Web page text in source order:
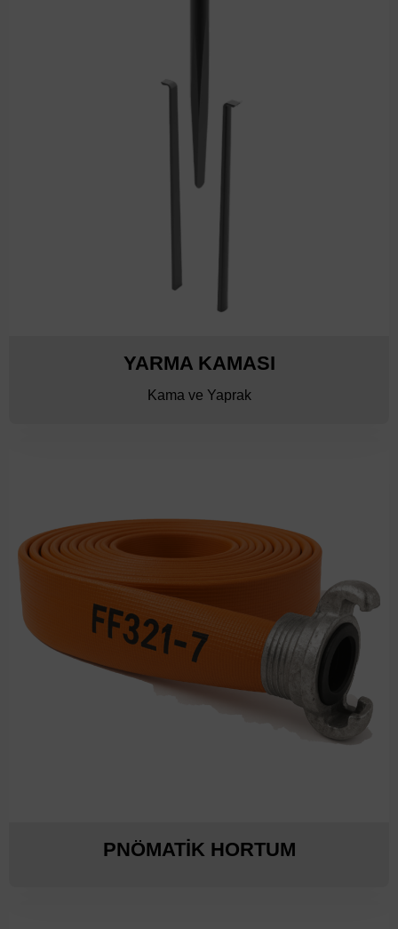
YARMA KAMASI
Kama ve Yaprak
PNÖMATİK HORTUM